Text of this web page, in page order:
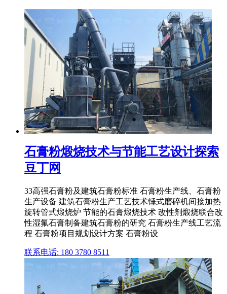
石膏粉煅烧技术与节能工艺设计探索
豆丁网
33高强石膏粉及建筑石膏粉标准 石膏粉生产线、石膏粉
生产设备 建筑石膏粉生产工艺技术锤式磨碎机间接加热
旋转管式煅烧炉 节能的石膏煅烧技术 改性剂煅烧联合改
性湿氟石膏制备建筑石膏粉的研究 石膏粉生产线工艺流
程 石膏粉项目规划设计方案 石膏粉设
联系电话: 180 3780 8511